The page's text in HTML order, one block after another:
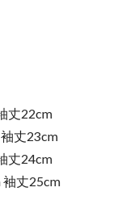
丈22cm
丈23cm
丈24cm
袖丈25cm